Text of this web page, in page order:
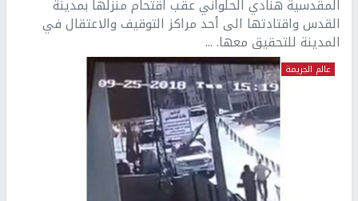
المقدسية هنادي الحلواني عقب اقتحام منزلها بمدينة
القدس واقتادتها الى أحد مراكز التوقيف والاعتقال في
المدينة للتحقيق معها. ...
عالم الجريمة